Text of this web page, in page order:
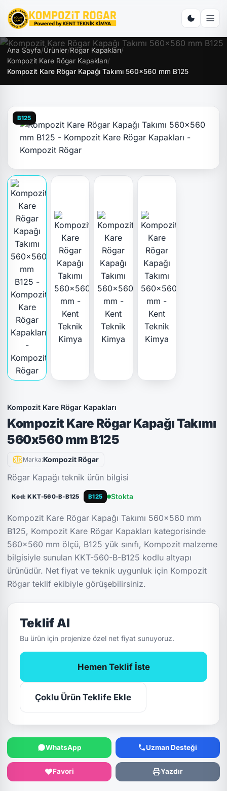
Ana Sayfa/Ürünler/Rögar Kapakları/
Kompozit Kare Rögar Kapakları/
Kompozit Kare Rögar Kapağı Takımı 560x560 mm B125
B125
Kompozit Kare Rögar Kapakları
Kompozit Kare Rögar Kapağı Takımı
560x560 mm B125
Marka:Kompozit Rögar
Rögar Kapağı teknik ürün bilgisi
Kod: KKT-560-B-B125 B125 Stokta
Kompozit Kare Rögar Kapağı Takımı 560x560 mm
B125, Kompozit Kare Rögar Kapakları kategorisinde
560x560 mm ölçü, B125 yük sınıfı, Kompozit malzeme
bilgisiyle sunulan KKT-560-B-B125 kodlu altyapı
ürünüdür. Net fiyat ve teknik uygunluk için Kompozit
Rögar teklif ekibiyle görüşebilirsiniz.
Teklif Al
Bu ürün için projenize özel net fiyat sunuyoruz.
Hemen Teklif İste
Çoklu Ürün Teklife Ekle
WhatsApp Uzman Desteği
Favori Yazdır